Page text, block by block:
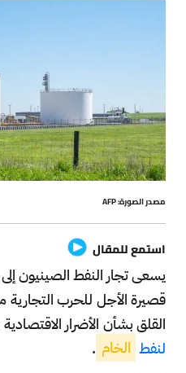
مصدر الصورة: AFP
استمع للمقال
يسعى تجار النفط الصينيون
قصيرة الأجل للحرب التجارية
القلق بشأن الأضرار
لنفط الخام .